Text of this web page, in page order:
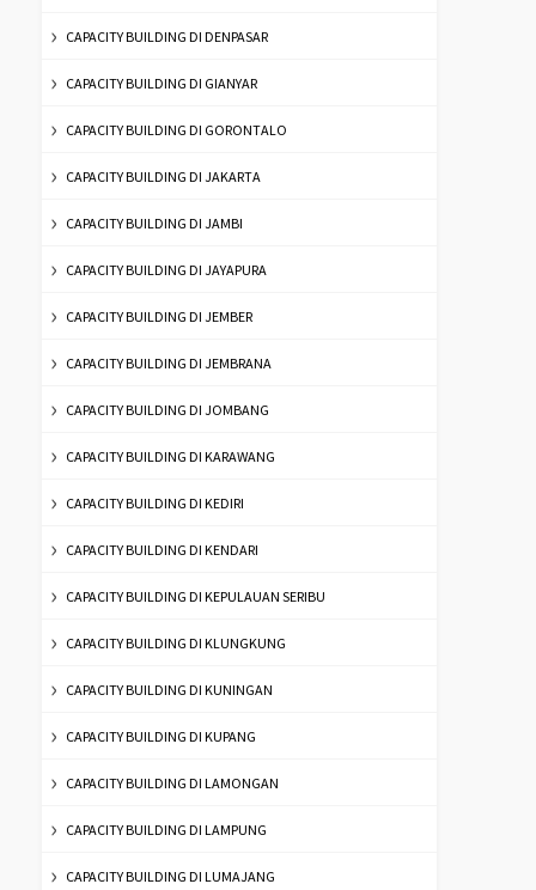
CAPACITY BUILDING DI DENPASAR
CAPACITY BUILDING DI GIANYAR
CAPACITY BUILDING DI GORONTALO
CAPACITY BUILDING DI JAKARTA
CAPACITY BUILDING DI JAMBI
CAPACITY BUILDING DI JAYAPURA
CAPACITY BUILDING DI JEMBER
CAPACITY BUILDING DI JEMBRANA
CAPACITY BUILDING DI JOMBANG
CAPACITY BUILDING DI KARAWANG
CAPACITY BUILDING DI KEDIRI
CAPACITY BUILDING DI KENDARI
CAPACITY BUILDING DI KEPULAUAN SERIBU
CAPACITY BUILDING DI KLUNGKUNG
CAPACITY BUILDING DI KUNINGAN
CAPACITY BUILDING DI KUPANG
CAPACITY BUILDING DI LAMONGAN
CAPACITY BUILDING DI LAMPUNG
CAPACITY BUILDING DI LUMAJANG